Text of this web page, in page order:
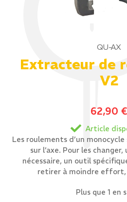
QU-AX
Extracteur de
V2
62,90 €
Article
Les roulements d’un
sur l’axe. Pour les
nécessaire, un outil
retirer à moindre effort,
Plus que 1 en